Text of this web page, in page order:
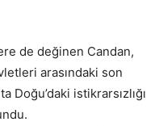
de değinen Candan,
arasındaki son
Doğu’daki istikrarsızlığı